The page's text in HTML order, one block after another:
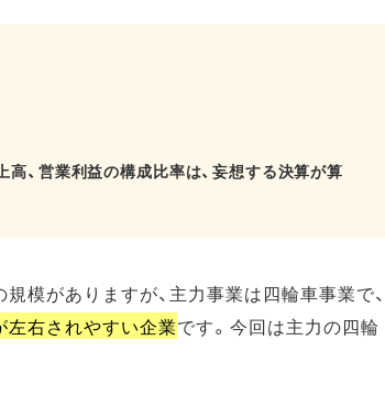
、営業利益の構成比率は、妄想する決算が算
模がありますが、主力事業は四輪車事業で、
左右されやすい企業です。今回は主力の四輪